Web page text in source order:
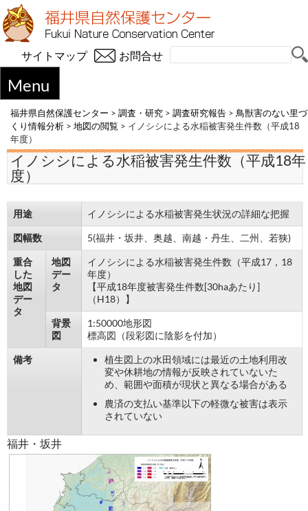
お問合せ
サイトマップ
Menu
福井県自然保護センター > 調査・研究 > 調査研究報告 > 鳥獣害のない里づ
くり情報分析 > 地図の閲覧 > イノシシによる水稲被害発生件数（平成18
年度）
イノシシによる水稲被害発生件数（平成18年
度）
用途 イノシシによる水稲被害発生状況の詳細な把握
図幅数 5(福井・坂井、奥越、南越・丹生、二州、若狭)
重合
した
地図
デー
タ
地図
デー
タ
イノシシによる水稲被害発生件数（平成17，18
年度）
【平成18年度被害発生件数[30haあたり]
（H18）】
背景
図
1:50000地形図
標高図（段彩図に陰影を付加）
備考
植生図上の水田領域には最近の土地利用改
変や休耕地の情報が反映されていないた
め、範囲や面積が現状と異なる場合がある
農済の支払い基準以下の軽微な被害は表示
されていない
福井・坂井